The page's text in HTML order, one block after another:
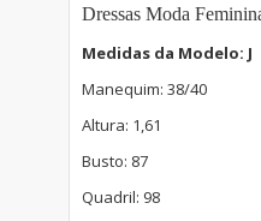
Dressas Moda
Medidas da Modelo: J
Manequim: 38/40
Altura: 1,61
Busto: 87
Quadril: 98